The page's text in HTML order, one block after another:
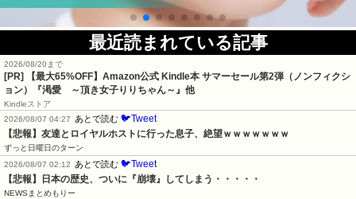
最近読まれている記事
2026/08/20まで
[PR]
【最大65%OFF】Amazon公式 Kindle本 サマーセール第2弾（ノンフィクシ
ョン）『渇愛 ～頂き女子りりちゃん～』他
Kindleストア
2026/08/07 04:27
あとで読む 🐦Tweet
【悲報】友達とロイヤルホストに行った息子、絶望ｗｗｗｗｗｗｗ
ずっと日曜日のターン
2026/08/07 02:12
あとで読む 🐦Tweet
【悲報】日本の歴史、ついに『崩壊』してしまう・・・・・
NEWSまとめもりー